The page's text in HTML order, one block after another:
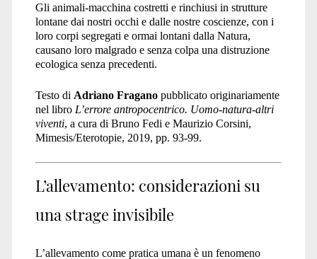
Gli animali-macchina costretti e rinchiusi in strutture
lontane dai nostri occhi e dalle nostre coscienze, con i
loro corpi segregati e ormai lontani dalla Natura,
causano loro malgrado e senza colpa una distruzione
ecologica senza precedenti.
Testo di Adriano Fraganopubblicato originariamente
nel libro L’errore antropocentrico. Uomo-natura-altri
viventi, a cura di Bruno Fedi e Maurizio Corsini,
Mimesis/Eterotopie, 2019, pp. 93-99.
L’allevamento: considerazioni su
una strage invisibile
L’allevamento come pratica umana è un fenomeno